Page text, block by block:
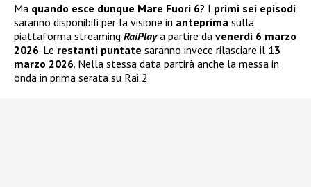
Ma quando esce dunque Mare Fuori 6? I primi sei episodi
saranno disponibili per la visione in anteprima sulla
piattaforma streaming RaiPlaya partire da venerdì 6 marzo
2026. Le restanti puntate saranno invece rilasciare il 13
marzo 2026. Nella stessa data partirà anche la messa in
onda in prima serata su Rai 2.